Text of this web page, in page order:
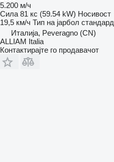
5.200 м/ч
Сила 81 кс (59.54 kW) Носивост
19,5 км/ч Тип на јарбол стандард
Италија, Peveragno (CN)
ALLIAM Italia
Контактирајте го продавачот